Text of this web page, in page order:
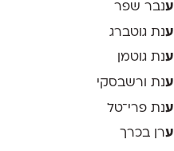
ענבר שפר
ענת גוטברג
ענת גוטמן
ענת ורשבסקי
ענת פרי־טל
ערן בכרך